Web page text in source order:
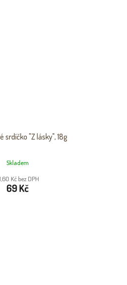
srdíčko "Z lásky", 18g
Skladem
Kč bez DPH
69 Kč